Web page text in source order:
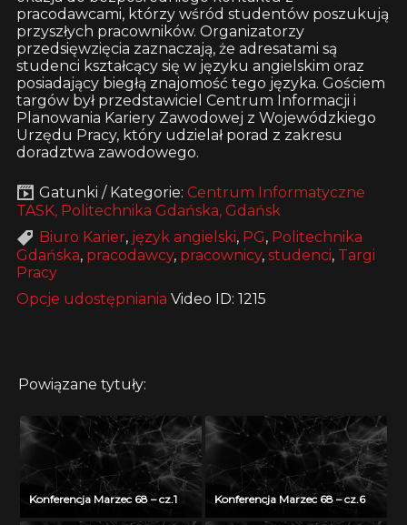
pracodawcami, którzy wśród studentów poszukują
przyszłych pracowników. Organizatorzy
przedsięwzięcia zaznaczają, że adresatami są
studenci kształcący się w języku angielskim oraz
posiadający biegłą znajomość tego języka. Gościem
targów był przedstawiciel Centrum Informacji i
Planowania Kariery Zawodowej z Wojewódzkiego
Urzędu Pracy, który udzielał porad z zakresu
doradztwa zawodowego.
Gatunki / Kategorie: Centrum Informatyczne
TASK, Politechnika Gdańska, Gdańsk
Biuro Karier, język angielski, PG, Politechnika
Gdańska, pracodawcy, pracownicy, studenci, Targi
Pracy
Opcje udostępniania Video ID: 1215
Powiązane tytuły:
Konferencja Marzec 68 – cz.1 Konferencja Marzec 68 – cz.6